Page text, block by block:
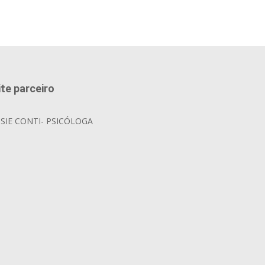
parceiro
CONTI- PSICÓLOGA